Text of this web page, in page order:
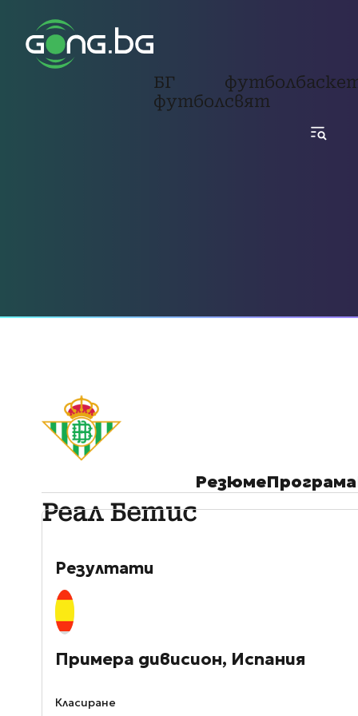
БГ
футбол
футбол
свят
Реал Бетис
РезюмеПрограма
Резултати
Примера дивисион, Испания
Класиране